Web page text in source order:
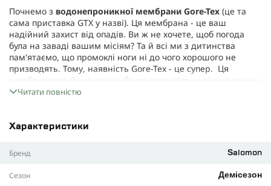
Почнемо з водонепроникної мембрани Gore-Tex (це та
сама приставка GTX у назві). Ця мембрана - це ваш
надійний захист від опадів. Ви ж не хочете, щоб погода
була на заваді вашим місіям? Та й всі ми з дитинства
пам'ятаємо, що промоклі ноги ні до чого хорошого не
призводять. Тому, наявність Gore-Tex - це супер. Ця
мембрана ще й унікальна, бо має спеціальну піну, яка
"закрита" між зовнішнім та внутрішнім шарами, тому вона
зберігає сухість стопи.
стисло. Тут у виробника власна фірмова конструкція, яка
Це, щоб ви могли подовгу їх не знімати та відчувати себе
Читати повністю
Характеристики
Бренд Salomon
Сезон Демісезон